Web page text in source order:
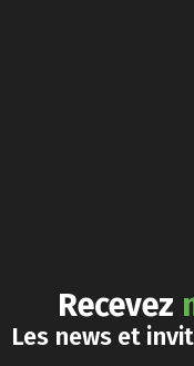
Recevez
Les news et